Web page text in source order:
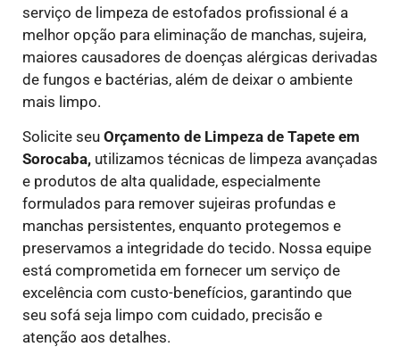
serviço de limpeza de estofados profissional é a
melhor opção para eliminação de manchas, sujeira,
maiores causadores de doenças alérgicas derivadas
de fungos e bactérias, além de deixar o ambiente
mais limpo.
Solicite seu Orçamento de Limpeza de Tapete em
Sorocaba, utilizamos técnicas de limpeza avançadas
e produtos de alta qualidade, especialmente
formulados para remover sujeiras profundas e
manchas persistentes, enquanto protegemos e
preservamos a integridade do tecido. Nossa equipe
está comprometida em fornecer um serviço de
excelência com custo-benefícios, garantindo que
seu sofá seja limpo com cuidado, precisão e
atenção aos detalhes.